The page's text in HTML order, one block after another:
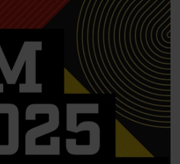
FÖR TÄVLANDE
FRIIDROTTS-SM
MEDIA